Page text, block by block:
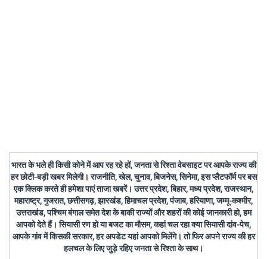
भारत के भले ही किसी कोने में आप रह रहे हों, जनता से रिश्ता वेबसाइट पर आपके राज्य की
हर छोटी-बड़ी खबर मिलेगी। राजनीति, खेल, चुनाव, बिजनेस, सिनेमा, इस प्लैटफॉर्म पर बस
एक क्लिक करते ही हमेशा पाएं ताजा खबरें। उत्तर प्रदेश, बिहार, मध्य प्रदेश, राजस्थान,
महाराष्ट्र, गुजरात, छत्तीसगढ़, झारखंड, हिमाचल प्रदेश, पंजाब, हरियाणा, जम्मू-कश्मीर,
उत्तराखंड, पश्चिम बंगाल समेत देश के बाकी राज्यों और शहरों की कोई जानकारी हो, हम
आपको देते हैं। सियासी रण हो या बजट का मौसम, कहां चल रहा क्या सियासी दांव-पेच,
आपके गांव में किसकी सरकार, हर अपडेट यहां आपको मिलेंगे। तो फिर अपने राज्य की हर
हलचल के लिए जुड़े रहिए जनता से रिश्ता के साथ।